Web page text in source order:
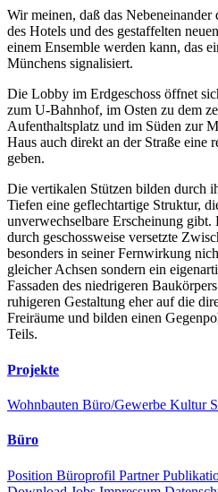
Wir meinen, daß das Nebeneinander
des Hotels und des gestaffelten
einem Ensemble werden kann, das
Münchens signalisiert.
Die Lobby im Erdgeschoss öffnet
zum U-Bahnhof, im Osten zu dem
Aufenthaltsplatz und im Süden zur
Haus auch direkt an der Straße eine
geben.
Die vertikalen Stützen bilden durch
Tiefen eine geflechtartige Struktur,
unverwechselbare Erscheinung
durch geschossweise versetzte
besonders in seiner Fernwirkung
gleicher Achsen sondern ein
Fassaden des niedrigeren
ruhigeren Gestaltung eher auf die
Freiräume und bilden einen
Teils.
Projekte
Wohnbauten Büro/Gewerbe Kultur
Büro
Position Büroprofil Partner